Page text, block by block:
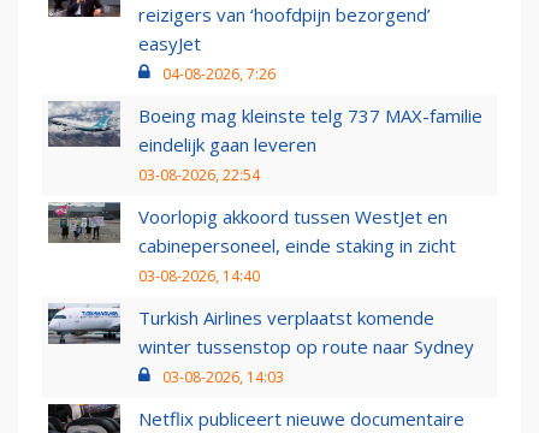
reizigers van ‘hoofdpijn bezorgend’
easyJet
04-08-2026, 7:26
Boeing mag kleinste telg 737 MAX-familie
eindelijk gaan leveren
03-08-2026, 22:54
Voorlopig akkoord tussen WestJet en
cabinepersoneel, einde staking in zicht
03-08-2026, 14:40
Turkish Airlines verplaatst komende
winter tussenstop op route naar Sydney
03-08-2026, 14:03
Netflix publiceert nieuwe documentaire